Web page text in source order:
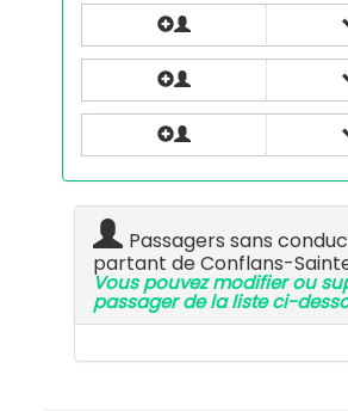
Passagers sans
partant de Conflans-
Vous pouvez modifier ou
passager de la liste ci-